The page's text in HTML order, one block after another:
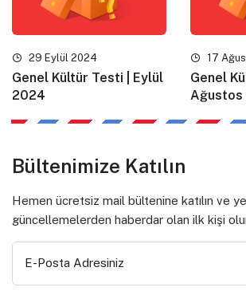
29 Eylül 2024
Genel Kültür Testi | Eylül
2024
17
Genel
Ağustos
Bültenimize Katılın
Hemen ücretsiz mail bültenine katılın ve
güncellemelerden haberdar olan ilk kişi
E-Posta Adresiniz